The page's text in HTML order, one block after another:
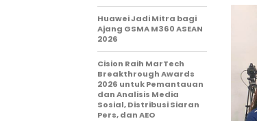
Huawei Jadi Mitra bagi
Ajang GSMA M360 ASEAN
2026
Cision Raih MarTech
Breakthrough Awards
2026 untuk Pemantauan
dan Analisis Media
Sosial, Distribusi Siaran
Pers, dan AEO